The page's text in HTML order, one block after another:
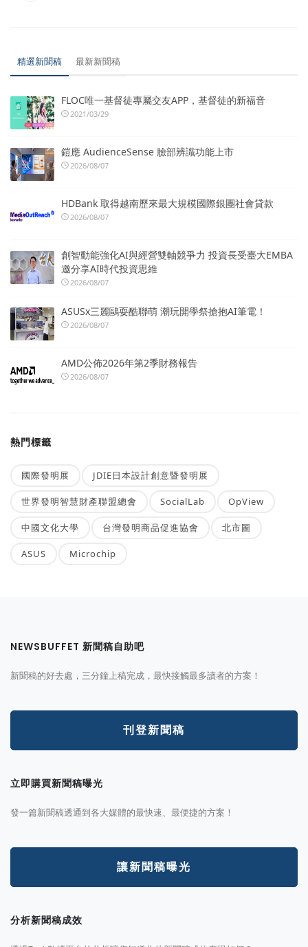
精選新聞稿 最新新聞稿
FLOC唯一基督徒專屬交友APP，基督徒的新福音
2021/03/29
鎧應 AudienceSense 臉部辨識功能上市
2026/08/07
HDBank 取得越南歷來最大規模國際銀團社會貸款
2026/08/07
創智動能強化AI與經營雙軸競爭力 投資長受臺大EMBA
邀分享AI時代投資思維
2026/08/07
ASUSx三麗鷗耍酷聯萌 潮玩開學祭搶抱AI筆電！
2026/08/07
AMD公佈2026年第2季財務報告
2026/08/07
熱門標籤
國際發明展 JDIE日本設計創意暨發明展
世界發明智慧財產聯盟總會 SocialLab OpView
中國文化大學 台灣發明商品促進協會 北市圖
ASUS Microchip
NEWSBUFFET 新聞稿自助吧
新聞稿的好去處，三分鐘上稿完成，最快接觸最多讀者的方案！
刊登新聞稿
立即購買新聞稿曝光
發一篇新聞稿透通到各大媒體的最快速、最便捷的方案！
讓新聞稿曝光
分析新聞稿成效